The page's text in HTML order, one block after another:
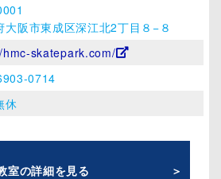
大阪市東成区深江北2丁目８−８
skatepark.com/
0714
休
室の詳細を見る